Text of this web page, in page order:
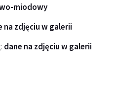
miodowy
na zdjęciu w galerii
dane na zdjęciu w galerii